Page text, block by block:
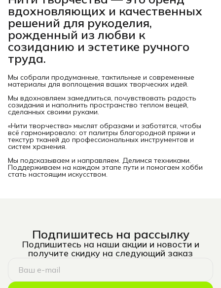
вдохновляющих и качественных
решений для рукоделия,
рожденный из любви к
созиданию и эстетике ручного
труда.
Мы собрали продуманные, тактильные и современные
материалы для воплощения ваших творческих идей.
Мы вдохновляем замедлиться, почувствовать радость
созидания и наполнить пространство теплом вещей,
сделанных своими руками.
«Нити творчества» мыслят образами и заботятся, чтобы
всё гармонировало: от палитры благородной пряжи и
текстур тканей до профессиональных инструментов и
систем хранения.
Мы подсказываем и направляем. Делимся техниками.
Поддерживаем на каждом этапе пути и помогаем хобби
стать настоящим искусством.
Подпишитесь на рассылку
Подпишитесь на наши акции и новости и
получите скидку на следующий заказ